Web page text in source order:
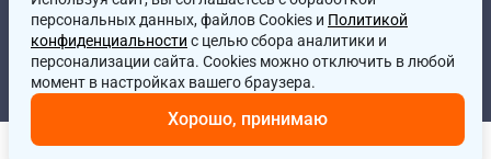
Адрес:
г.Казань, ул.Проспект Победы, д.204в
Почта:
service@rocadamed.ru
Другие проекты
персональных данных, файлов Cookies и Политикой
конфиденциальности с целью сбора аналитики и
персонализации сайта. Cookies можно отключить в любой
момент в настройках вашего браузера.
Хорошо, принимаю